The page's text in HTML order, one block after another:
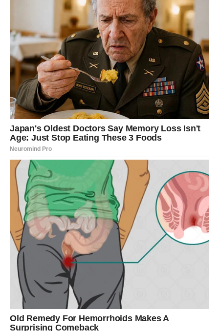
Na poslovnom planu Ribe često imaju mnogo talenta i
kreativnosti. One razmišljaju drugačije i često pronalaze
rešenja koja drugi ne vide.
Naredni dani mogu doneti priliku da pokažete svoje
sposobnosti.
Moguće su:
ideje koje donose nove projekte
razgovori o saradnji
prilika da radite nešto što vas inspiriše
podrška osobe koja veruje u vaš potencijal
Ovo je period u kojem Ribe mogu shvatiti da njihove ideje
imaju veliku vrednost.
Finansije – oprez i mudre odluke
Kada je novac u pitanju, Ribe ponekad donose odluke
vođene emocijama. One vole da pomognu drugima i
često stavljaju potrebe drugih ispred svojih.